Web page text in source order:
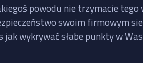
powodu nie trzymacie
swoim firmowym
jak wykrywać słabe punkty w